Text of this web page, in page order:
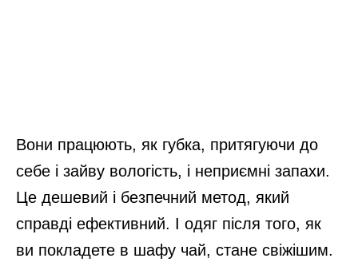
Вони працюють, як губка, притягуючи до
себе і зайву вологість, і неприємні запахи.
Це дешевий і безпечний метод, який
справді ефективний. І одяг після того, як
ви покладете в шафу чай, стане свіжішим.